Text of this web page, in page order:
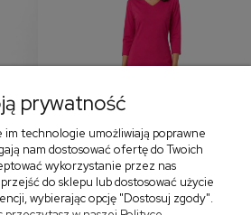
prywatność
im technologie umożliwiają poprawne
nam dostosować ofertę do Twoich
wykorzystanie przez nas
do sklepu lub dostosować użycie
wybierając opcję "Dostosuj zgody".